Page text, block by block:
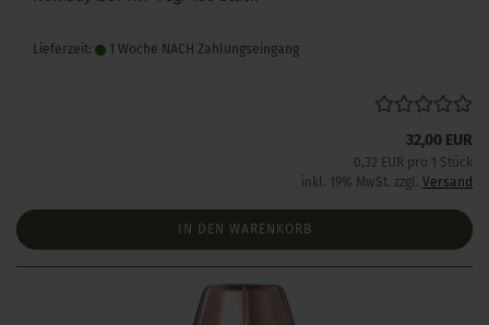
Lieferzeit: 1 Woche NACH Zahlungseingang
32,00 EUR
0,32 EUR pro 1 Stück
inkl. 19% MwSt. zzgl. Versand
IN DEN WARENKORB